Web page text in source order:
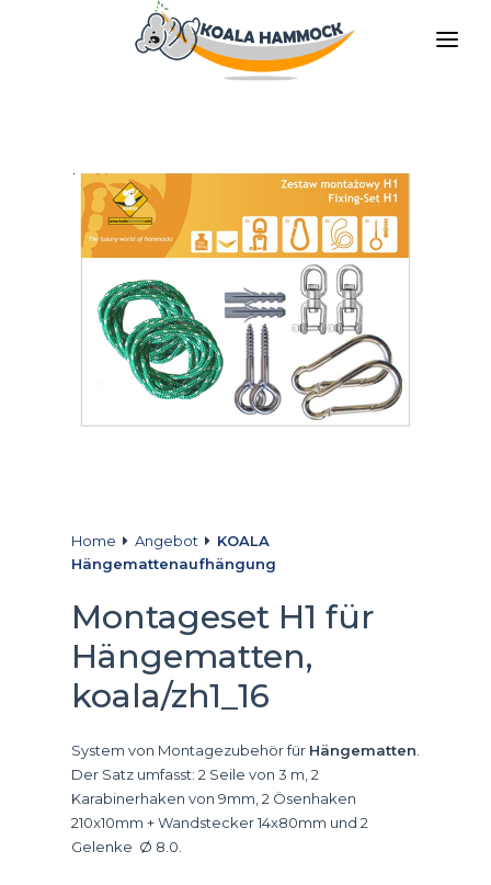
GESCHÄFTE
BLEIBE VERTEILER
KONTAKT
Home Angebot
KOALA
Hängemattenaufhängung
Montageset H1 für
Hängematten,
koala/zh1_16
System von Montagezubehör für Hängematten
Der Satz umfasst: 2 Seile von 3 m, 2
Karabinerhaken von 9mm, 2 Ösenhaken
210x10mm + Wandstecker 14x80mm und 2
Gelenke Ø 8.0.